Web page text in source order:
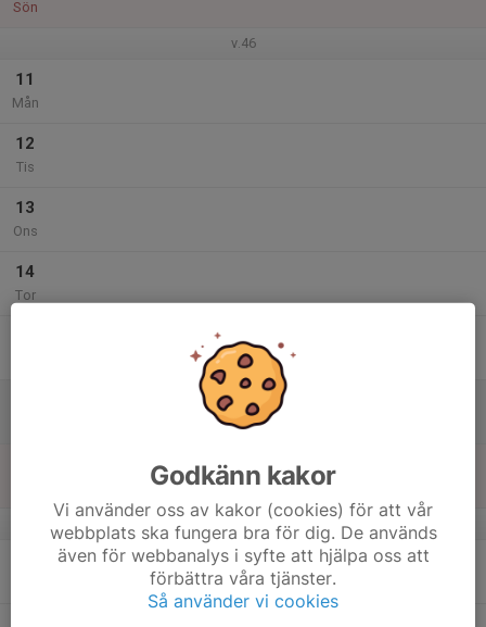
Sön
v.46
11
Mån
12
Tis
13
Ons
14
Tor
v.47
Godkänn kakor
Vi använder oss av kakor (cookies) för att vår
webbplats ska fungera bra för dig. De används
även för webbanalys i syfte att hjälpa oss att
förbättra våra tjänster.
Så använder vi cookies